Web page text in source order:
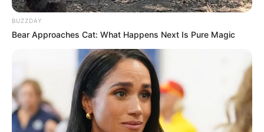
BUZZDAY
Bear Approaches Cat: What Happens Next Is Pure Magic